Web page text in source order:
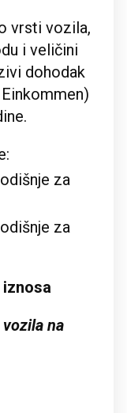
vrsti vozila,
i veličini
dohodak
za
za
na